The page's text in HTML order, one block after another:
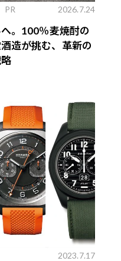
PR 2026.7.24
。100％麦焼酎の
造が挑む、革新の
2023.7.17
右近が休息を過ごした、海最
熱海 別邸」